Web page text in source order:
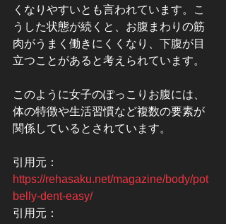
くなりやすいとも言われています。こ
うした状態が続くと、お腹まわりの筋
肉がうまく働きにくくなり、下腹が目
立つことがあると考えられています。
このように女子のぽっこりお腹には、
体の特徴や生活習慣など複数の要素が
関係しているとされています。
引用元：
https://rehasaku.net/magazine/body/pot
belly-dent-easy/
引用元：